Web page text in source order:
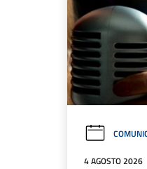
4 AGOSTO 2026